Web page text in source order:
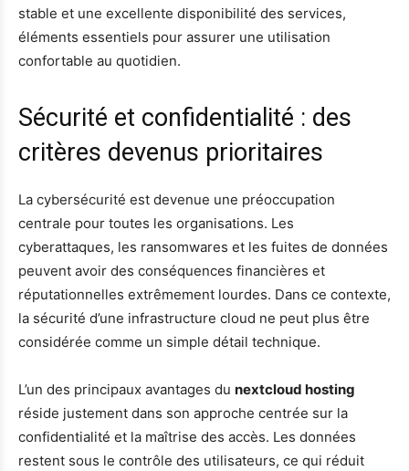
stable et une excellente disponibilité des services,
éléments essentiels pour assurer une utilisation
confortable au quotidien.
Sécurité et confidentialité : des
critères devenus prioritaires
La cybersécurité est devenue une préoccupation
centrale pour toutes les organisations. Les
cyberattaques, les ransomwares et les fuites de données
peuvent avoir des conséquences financières et
réputationnelles extrêmement lourdes. Dans ce contexte,
la sécurité d’une infrastructure cloud ne peut plus être
considérée comme un simple détail technique.
L’un des principaux avantages du nextcloud hosting
réside justement dans son approche centrée sur la
confidentialité et la maîtrise des accès. Les données
restent sous le contrôle des utilisateurs, ce qui réduit